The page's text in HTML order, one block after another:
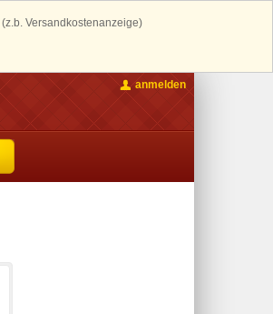
(z.b. Versandkostenanzeige)
anmelden